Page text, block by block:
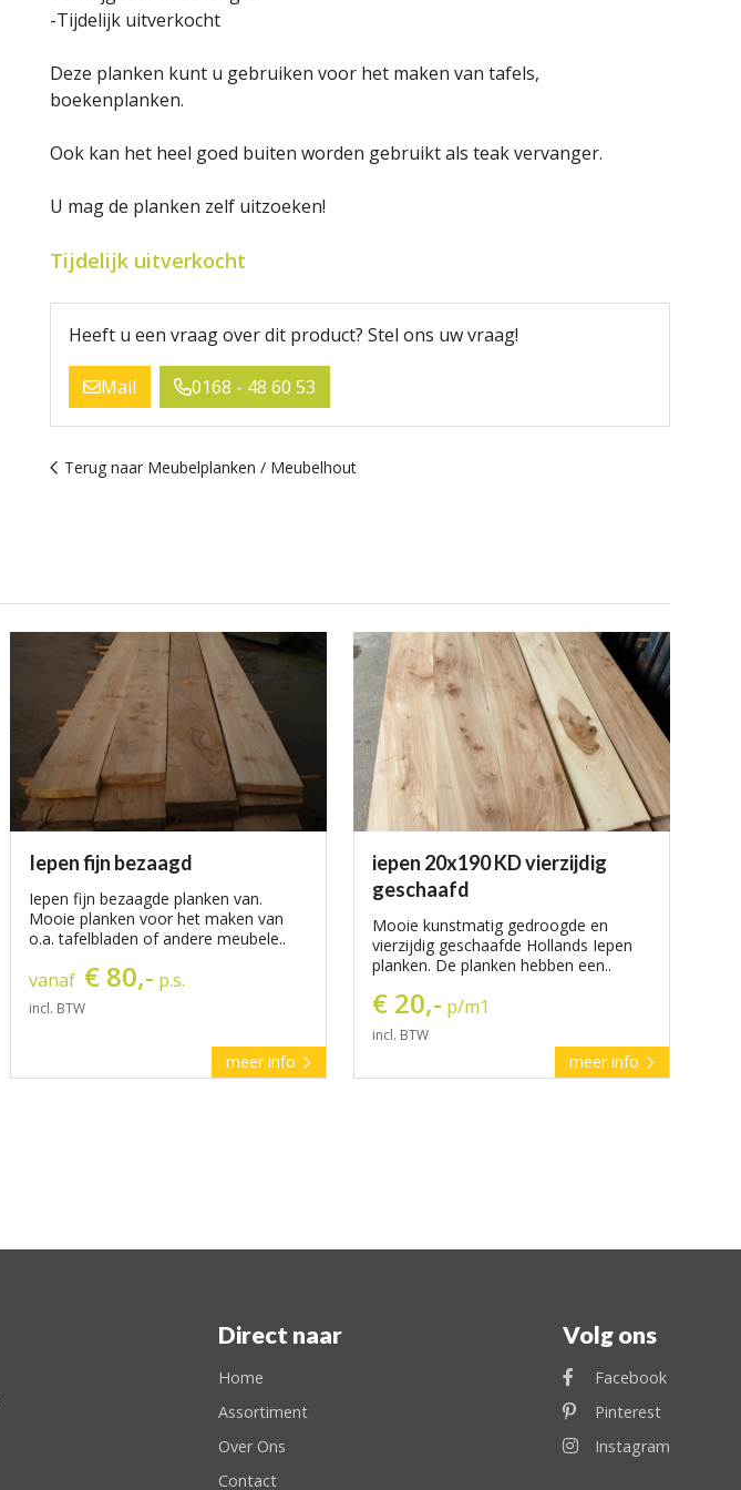
-Tijdelijk uitverkocht
Deze planken kunt u gebruiken voor het maken van tafels,
boekenplanken.
Ook kan het heel goed buiten worden gebruikt als teak vervanger.
U mag de planken zelf uitzoeken!
Tijdelijk uitverkocht
Heeft u een vraag over dit product? Stel ons uw vraag!
Mail 0168 - 48 60 53
Terug naar Meubelplanken / Meubelhout
Iepen fijn bezaagd
Iepen fijn bezaagde planken van.
Mooie planken voor het maken van
o.a. tafelbladen of andere meubele..
vanaf € 80,- p.s.
incl. BTW
meer info
iepen 20x190 KD vierzijdig
geschaafd
Mooie kunstmatig gedroogde en
vierzijdig geschaafde Hollands Iepen
planken. De planken hebben een..
€ 20,- p/m1
incl. BTW
meer info
Direct naar
Home
Assortiment
Over Ons
Contact
Volg ons
Facebook
Pinterest
Instagram